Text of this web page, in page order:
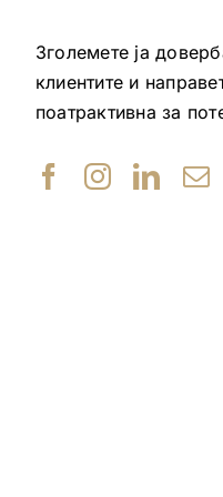
Зголемете ја
клиентите и
поатрактивна за